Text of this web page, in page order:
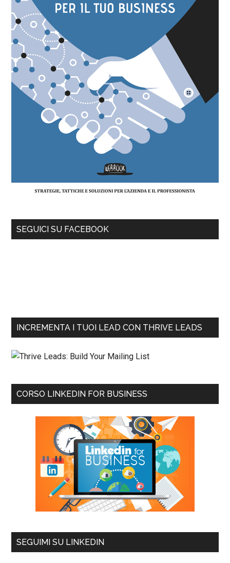
SEGUICI SU FACEBOOK
INCREMENTA I TUOI LEAD CON THRIVE LEADS
CORSO LINKEDIN FOR BUSINESS
SEGUIMI SU LINKEDIN